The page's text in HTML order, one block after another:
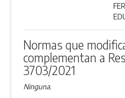
Normas que
complementan a
3703/2021
Ninguna.